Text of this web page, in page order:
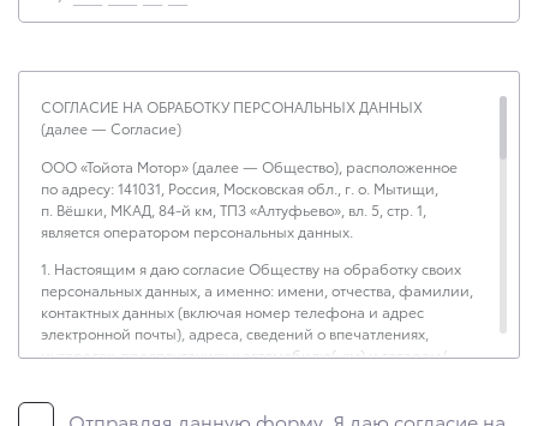
СОГЛАСИЕ НА ОБРАБОТКУ ПЕРСОНАЛЬНЫХ ДАННЫХ
(далее — Согласие)
ООО «Тойота Мотор» (далее — Общество), расположенное
по адресу: 141031, Россия, Московская обл., г. о. Мытищи,
п. Вёшки, МКАД, 84-й км, ТПЗ «Алтуфьево», вл. 5, стр. 1,
является оператором персональных данных.
1. Настоящим я даю согласие Обществу на обработку своих
персональных данных, а именно: имени, отчества, фамилии,
контактных данных (включая номер телефона и адрес
электронной почты), адреса, сведений о впечатлениях,
интересах, предпочтениях к автомобилю(-ям) и товарам/
системы устройства и модели мобильного телефона
посетителя сайта, уникального идентификатора посетителя